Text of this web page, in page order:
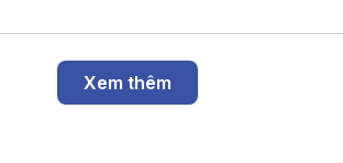
Xem thêm